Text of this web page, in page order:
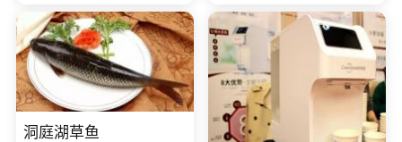
洞庭湖草鱼